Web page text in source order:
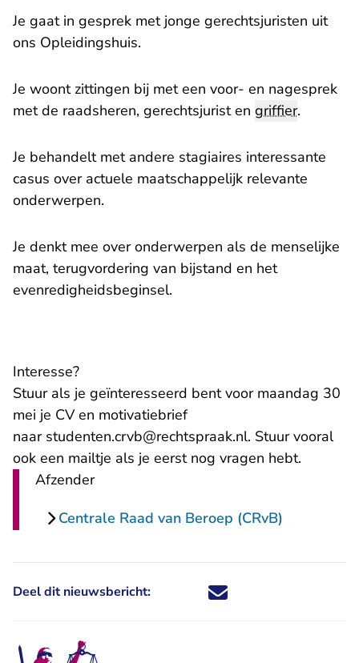
Je gaat in gesprek met jonge gerechtsjuristen uit
ons Opleidingshuis- U verlaat Rechtspraak.nl
.
Je woont zittingen bij met een voor- en nagesprek
met de raadsheren, gerechtsjurist en griffier.
Je behandelt met andere stagiaires interessante
casus over actuele maatschappelijk relevante
onderwerpen.
Je denkt mee over onderwerpen als de menselijke
maat, terugvordering van bijstand en het
evenredigheidsbeginsel.
Interesse?
Stuur als je geïnteresseerd bent voor maandag 30
mei je CV en motivatiebrief
naar studenten.crvb@rechtspraak.nl- U verlaat
. Stuur vooral
ook een mailtje als je eerst nog vragen hebt.
Afzender
Centrale Raad van Beroep (CRvB)
Deel dit nieuwsbericht: Deel dit nieuwsbericht via X -
Deel dit nieuwsbericht via
Deel dit nieuwsbericht
Deel dit